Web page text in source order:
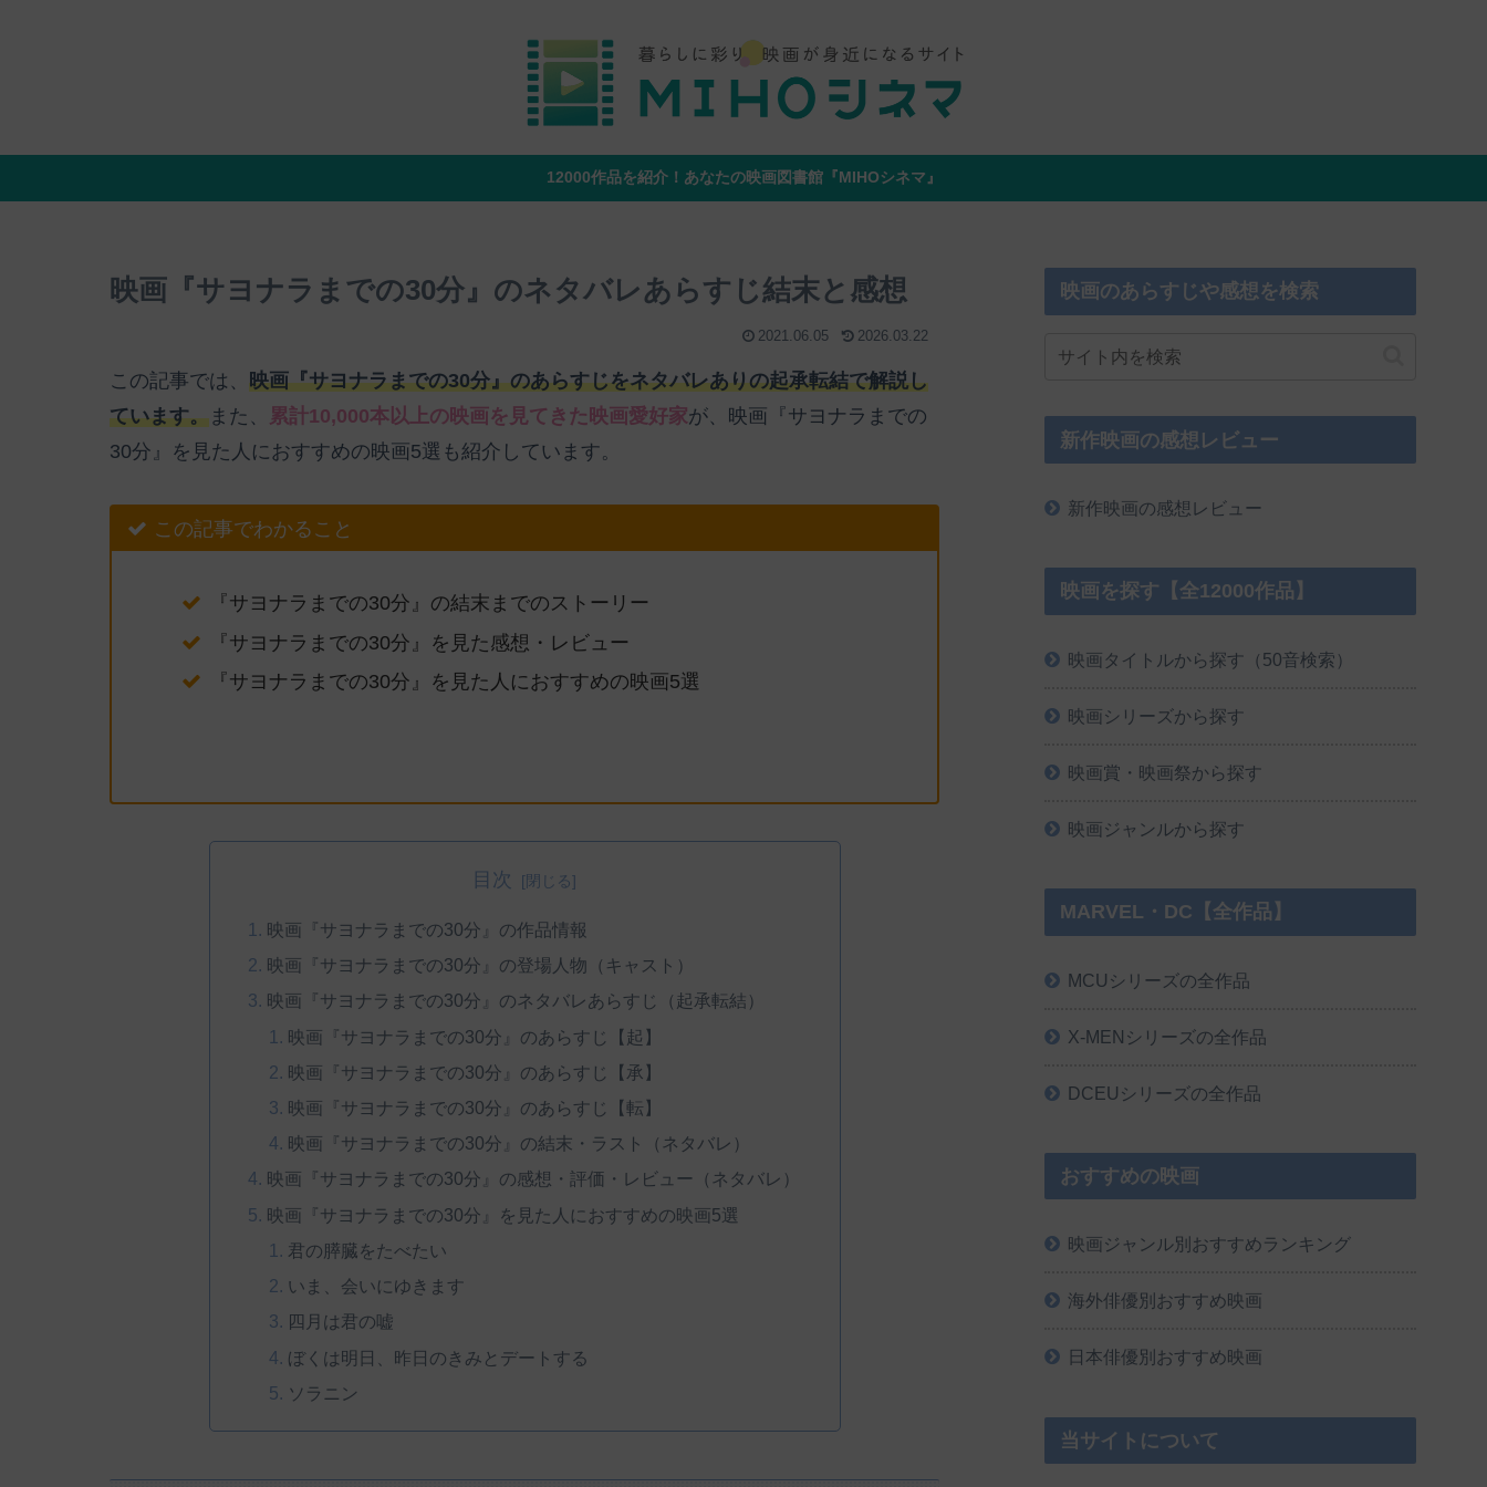
12000作品を紹介！あなたの映画図書館『MIHOシネマ』
映画『サヨナラまでの30分』のネタバレあらすじ結末と感想
2021.06.05 2026.03.22
この記事では、 映画『サヨナラまでの30分』のあらすじをネタバレありの起承転結で解説し
ています。 また、 累計10,000本以上の映画を見てきた映画愛好家が、映画『サヨナラまでの
30分』を見た人におすすめの映画5選も紹介しています。
この記事でわかること
『サヨナラまでの30分』の結末までのストーリー
『サヨナラまでの30分』を見た感想・レビュー
『サヨナラまでの30分』を見た人におすすめの映画5選
目次
映画『サヨナラまでの30分』の作品情報
映画『サヨナラまでの30分』の登場人物（キャスト）
映画『サヨナラまでの30分』のネタバレあらすじ（起承転結）
映画『サヨナラまでの30分』のあらすじ【起】
映画『サヨナラまでの30分』のあらすじ【承】
映画『サヨナラまでの30分』のあらすじ【転】
映画『サヨナラまでの30分』の結末・ラスト（ネタバレ）
映画『サヨナラまでの30分』の感想・評価・レビュー（ネタバレ）
映画『サヨナラまでの30分』を見た人におすすめの映画5選
君の膵臓をたべたい
いま、会いにゆきます
四月は君の嘘
ぼくは明日、昨日のきみとデートする
ソラニン
映画のあらすじや感想を検索
新作映画の感想レビュー
新作映画の感想レビュー
映画を探す【全12000作品】
映画タイトルから探す（50音検索）
映画シリーズから探す
映画賞・映画祭から探す
映画ジャンルから探す
MARVEL・DC【全作品】
MCUシリーズの全作品
X-MENシリーズの全作品
DCEUシリーズの全作品
おすすめの映画
映画ジャンル別おすすめランキング
海外俳優別おすすめ映画
日本俳優別おすすめ映画
当サイトについて